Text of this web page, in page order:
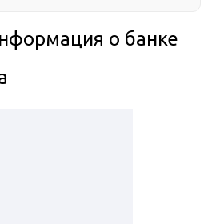
о банке